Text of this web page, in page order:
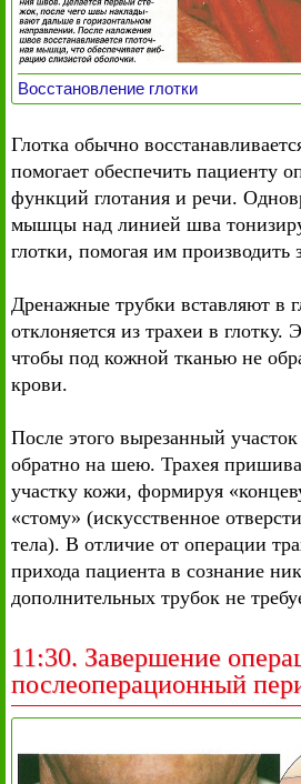
Восстановление глотки
Глотка обычно
помогает обеспечить пациенту
функций глотания и речи.
мышцы над линией шва
глотки, помогая им производить
Дренажные трубки вставляют в
отклоняется из трахеи в глотку.
чтобы под кожной тканью не
крови.
После этого вырезанный
обратно на шею. Трахея
участку кожи, формируя
«стому» (искусственное
тела). В отличие от операции
прихода пациента в сознание
дополнительных трубок не
11:30. Завершение
послеоперационный